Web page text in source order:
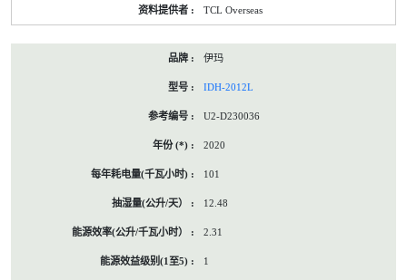
TCL Overseas
伊玛
IDH-2012L
U2-D230036
2020
101
12.48
2.31
1